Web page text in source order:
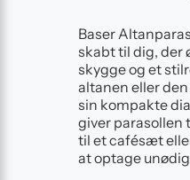
Baser
skabt til dig, der
skygge og et
altanen eller
sin kompakte
giver
til et cafésæt
at optage